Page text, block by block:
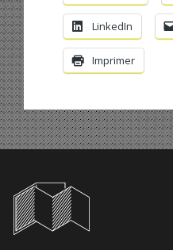
LinkedIn
Imprimer